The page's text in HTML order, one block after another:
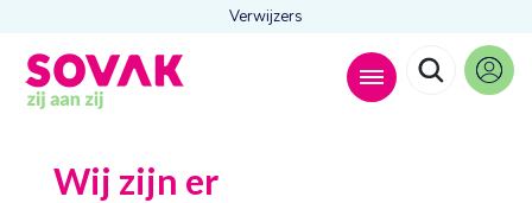
Verwijzers
Wij zijn er